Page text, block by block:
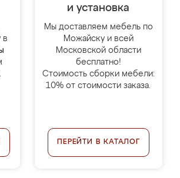
в
и установка
Мы доставляем мебель по
Можайску и всей
Московской области
бесплатно!
Стоимость сборки мебели:
10% от стоимости заказа.
ПЕРЕЙТИ В КАТАЛОГ